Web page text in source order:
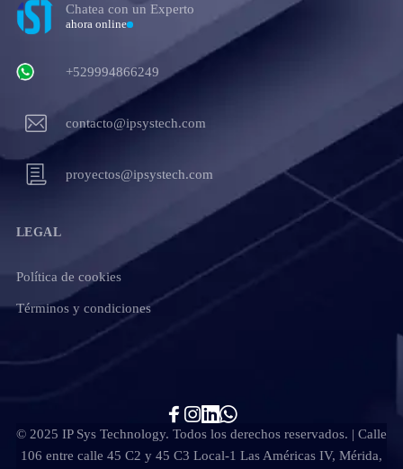
Chatea con un Experto
ahora online
+529994866249
contacto@ipsystech.com
proyectos@ipsystech.com
LEGAL
Política de cookies
Términos y condiciones
© 2025 IP Sys Technology. Todos los derechos reservados. | Calle
106 entre calle 45 C2 y 45 C3 Local-1 Las Américas IV, Mérida,